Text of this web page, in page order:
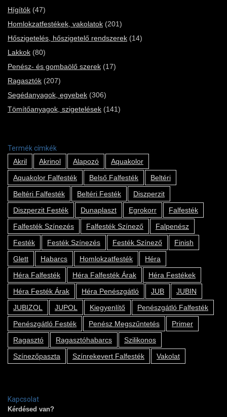
Hígítók (47)
Homlokzatfestékek, vakolatok (201)
Hőszigetelés, hőszigetelő rendszerek (14)
Lakkok (80)
Penész- és gombaölő szerek (17)
Ragasztók (207)
Segédanyagok, egyebek (306)
Tömítőanyagok, szigetelések (141)
Termék címkék
Akril
Akrinol Alapozó
Aquakolor
Aquakolor Falfesték
Belső Falfesték
Beltéri
Beltéri Falfesték
Beltéri Festék
Diszperzit
Diszperzit Festék
Dunaplaszt Egrokorr
Falfesték
Falfesték Színezés
Falfesték Színező
Falpenész
Festék
Festék Színezés Festék Színező
Finish
Glett
Habarcs Homlokzatfesték
Héra
Héra Falfesték
Héra Falfesték Árak
Héra Festékek
Héra Festék Árak
Héra Penészgátló JUB
JUBIN
JUBIZOL
JUPOL Kiegyenlítő
Penészgátló Falfesték
Penészgátló Festék
Penész Megszűntetés
Primer
Ragasztó
Ragasztóhabarcs
Szilikonos
Színezőpaszta
Színrekevert Falfesték Vakolat
Kapcsolat
Kérdésed van?